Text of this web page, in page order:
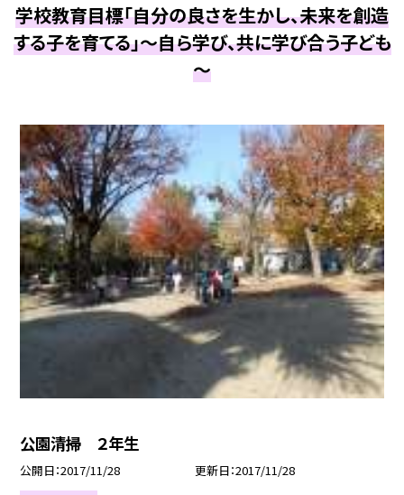
学校教育目標「自分の良さを生かし、未来を創造
する子を育てる」～自ら学び、共に学び合う子ども
～
公園清掃 ２年生
公開日 2017/11/28 更新日 2017/11/28